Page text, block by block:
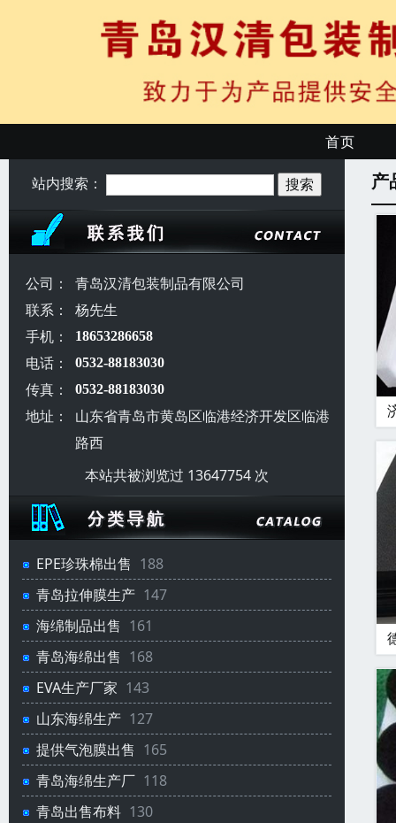
首页
站内搜索：
公司：
青岛汉清包装制品有限公司
联系：
杨先生
手机：
18653286658
电话： 0532-88183030
传真： 0532-88183030
地址：
山东省青岛市黄岛区临港经济开发区临港
路西
本站共被浏览过 13647754 次
EPE珍珠棉出售 188
青岛拉伸膜生产 147
海绵制品出售 161
青岛海绵出售 168
EVA生产厂家 143
山东海绵生产 127
提供气泡膜出售 165
青岛海绵生产厂 118
青岛出售布料 130
产